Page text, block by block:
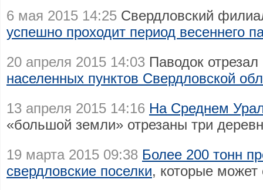
6 мая 2015 14:25 Свердловский
успешно проходит период весеннего
20 апреля 2015 14:03 Паводок
населенных пунктов Свердловской
13 апреля 2015 14:16 На Среднем
«большой земли» отрезаны три
19 марта 2015 09:38 Более 200 тонн
свердловские поселки, которые может